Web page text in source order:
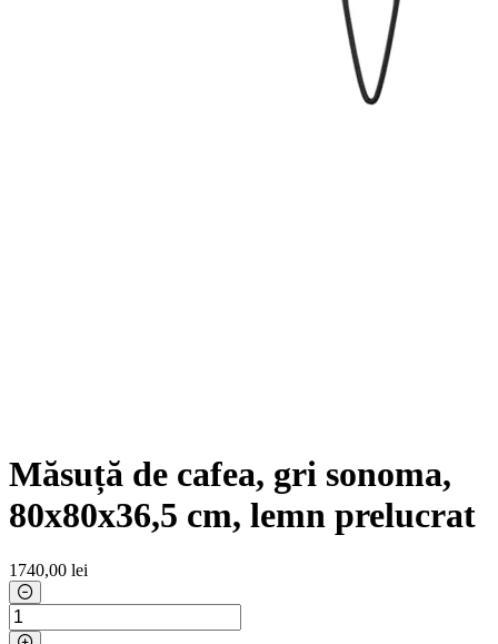
Măsuță de cafea, gri sonoma,
80x80x36,5 cm, lemn prelucrat
1740,00 lei